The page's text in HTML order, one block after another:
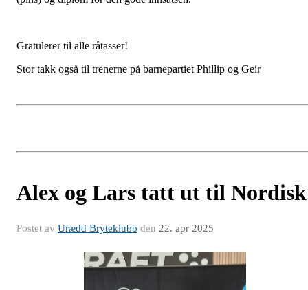
Gratulerer til alle råtasser!
Stor takk også til trenerne på barnepartiet Phillip og Geir
Alex og Lars tatt ut til Nordisk
Postet av Urædd Bryteklubb den 22. apr 2025